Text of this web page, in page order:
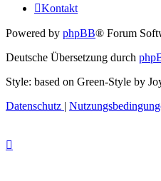
Kontakt
Powered by phpBB® Forum
Deutsche Übersetzung durch
Style: based on Green-Style by
Datenschutz |